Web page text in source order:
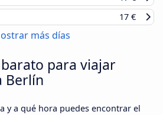
17 €
más días
para viajar
Berlín
y a qué hora puedes encontrar el